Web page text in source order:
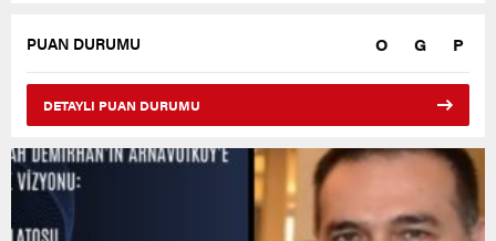
PUAN DURUMU O G P
DETAYLI PUAN DURUMU